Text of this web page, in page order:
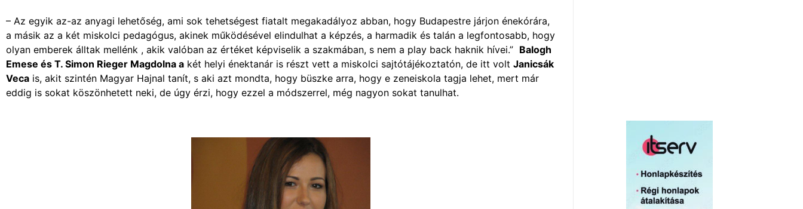
– Az egyik az-az anyagi lehetőség, ami sok tehetségest fiatalt megakadályoz abban, hogy Budapestre járjon énekórára,
a másik az a két miskolci pedagógus, akinek működésével elindulhat a képzés, a harmadik és talán a legfontosabb, hogy
olyan emberek álltak mellénk , akik valóban az értéket képviselik a szakmában, s nem a play back haknik hívei.” Balogh
Emese és T. Simon Rieger Magdolna a két helyi énektanár is részt vett a miskolci sajtótájékoztatón, de itt volt Janicsák
Veca is, akit szintén Magyar Hajnal tanít, s aki azt mondta, hogy büszke arra, hogy e zeneiskola tagja lehet, mert már
eddig is sokat köszönhetett neki, de úgy érzi, hogy ezzel a módszerrel, még nagyon sokat tanulhat.